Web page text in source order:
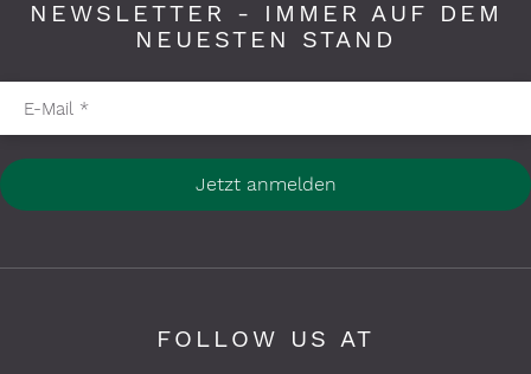
NEWSLETTER - IMMER AUF DEM
NEUESTEN STAND
Pflichtfelder bitte ausfüllen
E-Mail *
Jetzt anmelden
FOLLOW US AT